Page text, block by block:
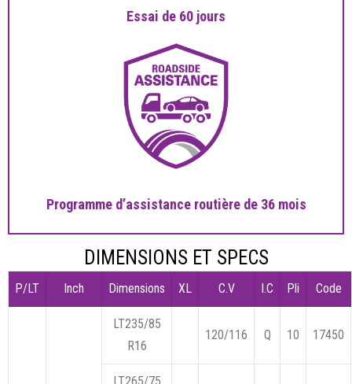
Essai de 60 jours
Programme d’assistance routière de 36 mois
DIMENSIONS ET SPECS
P/LT Inch Dimensions XL C.V I.C Pli Code
LT235/85
R16
120/116 Q 10 17450